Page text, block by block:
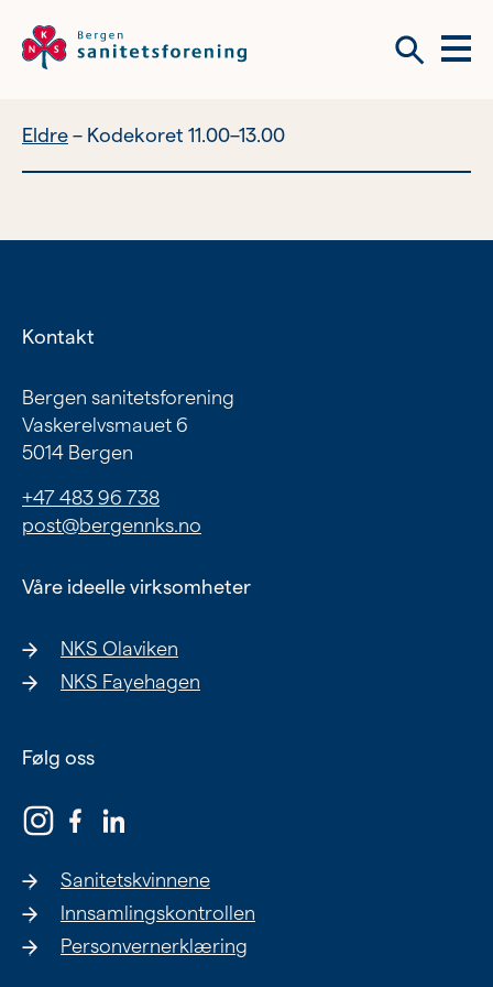
Meny
Vil du bli frivillig? Om tilbudene våre
Nyhetsbrev
Om tilbudene våre
Kvinnehelse
Ung
Om oss
Siste nytt
Eldre Kodekoret 11.00–13.00
Kontakt
Bergen sanitetsforening
Vaskerelvsmauet 6
5014 Bergen
+47 483 96 738
post@bergennks.no
Våre ideelle virksomheter
NKS Olaviken
NKS Fayehagen
Følg oss
Sanitetskvinnene
Innsamlingskontrollen
Personvernerklæring